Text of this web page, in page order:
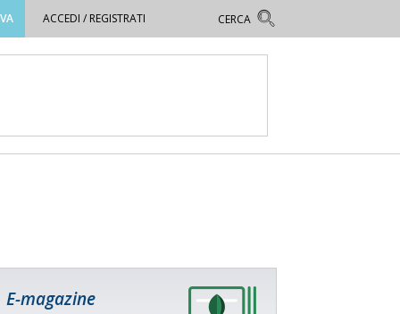
ACCEDI / REGISTRATI
E-magazine